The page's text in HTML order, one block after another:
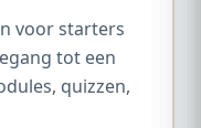
voor starters
tot een
quizzen,